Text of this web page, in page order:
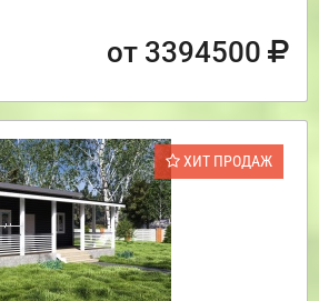
от 3394500
ХИТ ПРОДАЖ